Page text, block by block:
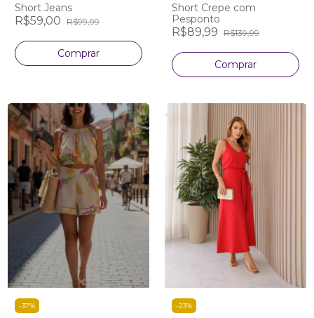
Short Jeans
R$59,00 R$99,99
Comprar
Short Crepe com
Pesponto
R$89,99 R$139,99
Comprar
-37% -23%